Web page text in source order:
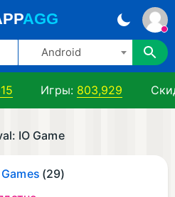
PPAGG
Android
Игры: 803,929
IO Game
(29)